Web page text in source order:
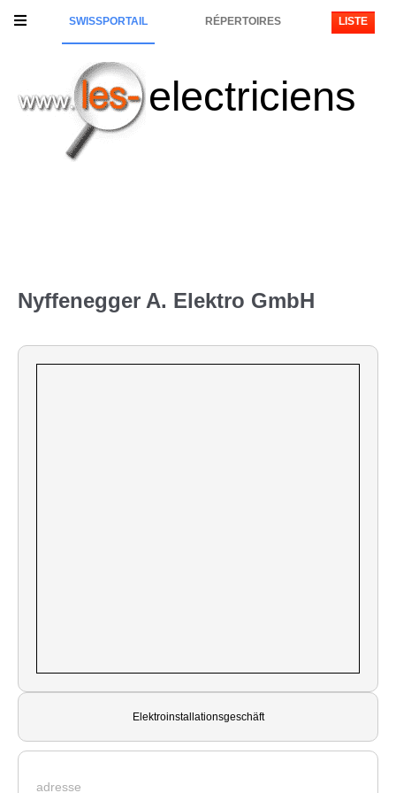
SWISSPORTAIL RÉPERTOIRES LISTE
electriciens
Nyffenegger A. Elektro GmbH
Elektroinstallationsgeschäft
adresse